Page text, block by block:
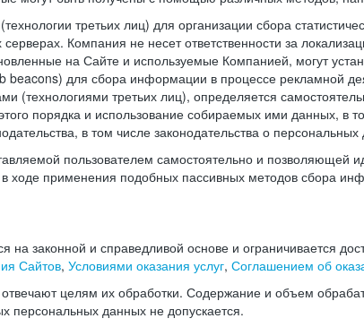
третьих лиц) для организации сбора
Компания не несет ответственности за
на Сайте и используемые Компанией, могут
beacons) для сбора информации в процессе рекламной
(технологиями третьих лиц), определяется
порядка и использование собираемых ими данных, в
в том числе законодательства о
пользователем самостоятельно и позволяющей
ходе применения подобных пассивных методов сбора
законной и справедливой основе и ограничивается
Сайтов, Условиями оказания услуг, Соглашением об
целям их обработки. Содержание и объем
персональных данных не допускается.